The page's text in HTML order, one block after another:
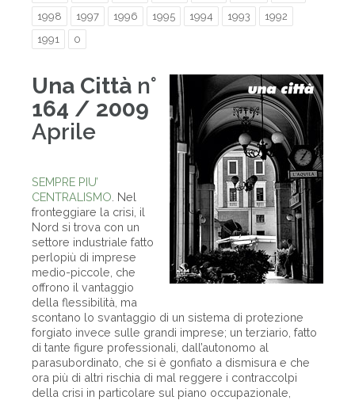
1998
1997 1996 1995 1994 1993
1992
1991
0
Una Città n°
164 / 2009
Aprile
SEMPRE PIU’
CENTRALISMO . Nel
fronteggiare la crisi, il
Nord si trova con un
settore industriale fatto
perlopiù di imprese
medio-piccole, che
offrono il vantaggio
della flessibilità, ma
scontano lo svantaggio di un sistema di protezione
forgiato invece sulle grandi imprese; un terziario, fatto
di tante figure professionali, dall’autonomo al
parasubordinato, che si è gonfiato a dismisura e che
ora più di altri rischia di mal reggere i contraccolpi
della crisi in particolare sul piano occupazionale,